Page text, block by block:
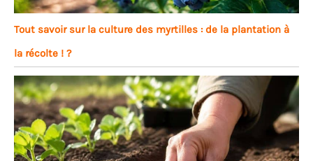
Tout savoir sur la culture des myrtilles : de la plantation à
la récolte ! ?